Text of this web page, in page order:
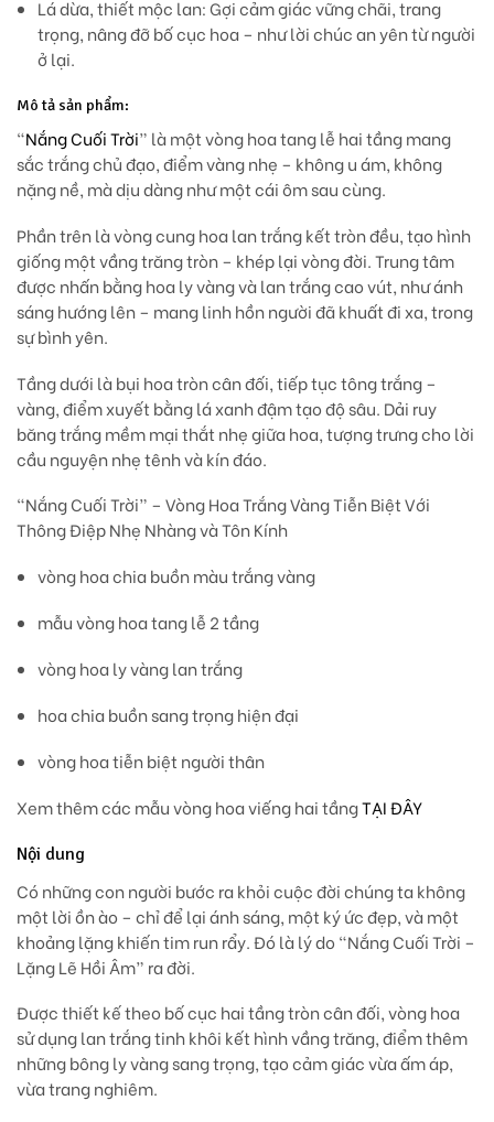
Lá dừa, thiết mộc lan:Gợi cảm giác vững chãi, trang
trọng, nâng đỡ bố cục hoa – như lời chúc an yên từ người
ở lại.
Mô tả sản phẩm:
“Nắng Cuối Trời” là một vòng hoa tang lễ hai tầng mang
sắc trắng chủ đạo, điểm vàng nhẹ – không u ám, không
nặng nề, mà dịu dàng như một cái ôm sau cùng.
Phần trên là vòng cung hoalan trắng kết tròn đều, tạo hình
giống một vầng trăng tròn – khép lại vòng đời. Trung tâm
được nhấn bằnghoa ly vàngvà lan trắng cao vút, như ánh
sáng hướng lên – mang linh hồn người đã khuất đi xa, trong
sự bình yên.
Tầng dưới là bụi hoa tròn cân đối, tiếp tục tông trắng –
vàng, điểm xuyết bằng lá xanh đậm tạo độ sâu. Dải ruy
băng trắng mềm mại thắt nhẹ giữa hoa, tượng trưng cho lời
cầu nguyện nhẹ tênh và kín đáo.
“Nắng Cuối Trời” – Vòng Hoa Trắng Vàng Tiễn Biệt Với
Thông Điệp Nhẹ Nhàng và Tôn Kính
vòng hoa chia buồn màu trắng vàng
mẫu vòng hoa tang lễ 2 tầng
vòng hoa ly vàng lan trắng
hoa chia buồn sang trọng hiện đại
vòng hoa tiễn biệt người thân
Xem thêm các mẫu vòng hoa viếng hai tầngTẠI ĐÂY
Nội dung
Có những con người bước ra khỏi cuộc đời chúng ta không
một lời ồn ào – chỉ để lại ánh sáng, một ký ức đẹp, và một
khoảng lặng khiến tim run rẩy. Đó là lý do “Nắng Cuối Trời –
Lặng Lẽ Hồi Âm” ra đời.
Được thiết kế theo bố cục hai tầng tròn cân đối, vòng hoa
sử dụnglan trắng tinh khôi kết hình vầng trăng, điểm thêm
nhữngbông ly vàng sang trọng, tạo cảm giác vừa ấm áp,
vừa trang nghiêm.